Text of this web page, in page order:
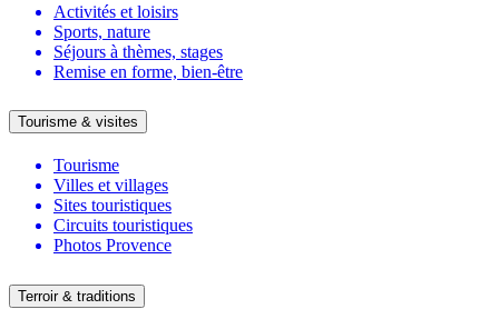
Activités et loisirs
Sports, nature
Séjours à thèmes, stages
Remise en forme, bien-être
Tourisme & visites
Tourisme
Villes et villages
Sites touristiques
Circuits touristiques
Photos Provence
Terroir & traditions